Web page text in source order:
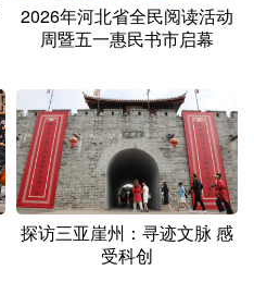
Français عربى
2026年河北省全民阅读活动
周暨五一惠民书市启幕
探访三亚崖州：寻迹文脉 感
受科创